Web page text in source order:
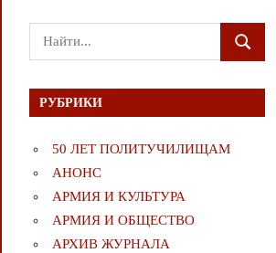
Поиск
для:
ПОИСК
РУБРИКИ
50 ЛЕТ ПОЛИТУЧИЛИЩАМ
АНОНС
АРМИЯ И КУЛЬТУРА
АРМИЯ И ОБЩЕСТВО
АРХИВ ЖУРНАЛА